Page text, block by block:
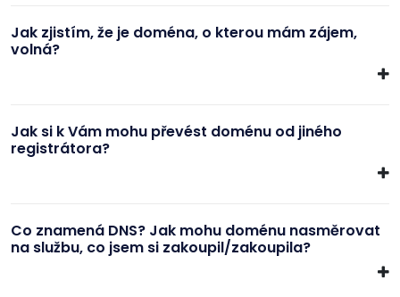
Jak zjistím, že je doména, o kterou mám zájem,
volná?
Jak si k Vám mohu převést doménu od jiného
registrátora?
Co znamená DNS? Jak mohu doménu nasměrovat
na službu, co jsem si zakoupil/zakoupila?